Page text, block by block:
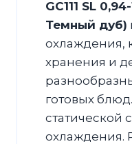
GC111 SL
Темный дуб)
охлаждения,
хранения и
готовых
статической
охлаждения.